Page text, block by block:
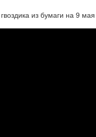
из бумаги на 9